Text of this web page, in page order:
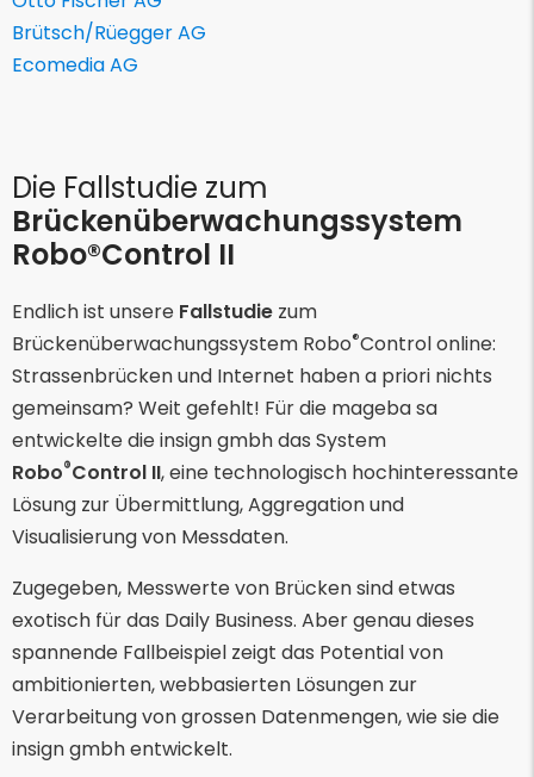
Brütsch/Rüegger AG
Ecomedia AG
Die Fallstudie zum
Brückenüberwachungssystem
Robo®Control II
Endlich ist unsere Fallstudie zum
Brückenüberwachungssystem Robo®Control online:
Strassenbrücken und Internet haben a priori nichts
gemeinsam? Weit gefehlt! Für die mageba sa
entwickelte die insign gmbh das System
Robo®Control II, eine technologisch hochinteressante
Lösung zur Übermittlung, Aggregation und
Visualisierung von Messdaten.
Zugegeben, Messwerte von Brücken sind etwas
exotisch für das Daily Business. Aber genau dieses
spannende Fallbeispiel zeigt das Potential von
ambitionierten, webbasierten Lösungen zur
Verarbeitung von grossen Datenmengen, wie sie die
insign gmbh entwickelt.